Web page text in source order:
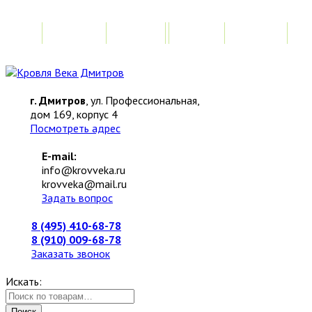
г. Дмитров, ул. Профессиональная,
дом 169, корпус 4
Посмотреть адрес
E-mail:
info@krovveka.ru
krovveka@mail.ru
Задать вопрос
8 (495) 410-68-78
8 (910) 009-68-78
Заказать звонок
Искать: